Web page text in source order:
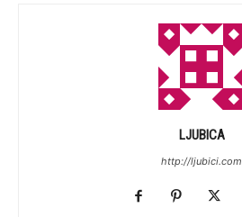
LJUBICA
http://ljubici.com